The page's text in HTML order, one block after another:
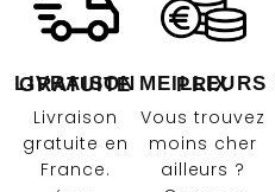
LIVRAISON GRATUITE
Livraison
gratuite en
France.
MEILLEURS PRIX
Vous trouvez
moins cher
ailleurs ?